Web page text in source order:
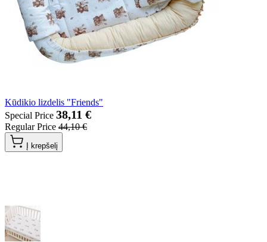
Kūdikio lizdelis "Friends"
Special Price 38,11 €
Regular Price 44,10 €
Į krepšelį